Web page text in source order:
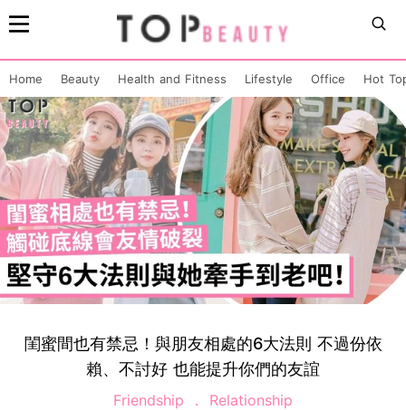
Home Beauty Health and Fitness Lifestyle Office Hot
閨蜜間也有禁忌！與朋友相處的6大法則 不過份依
賴、不討好 也能提升你們的友誼
Friendship Relationship